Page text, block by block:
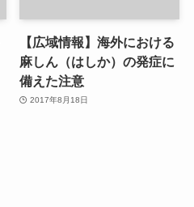
【広域情報】海外における
麻しん（はしか）の発症に
備えた注意
2017年8月18日